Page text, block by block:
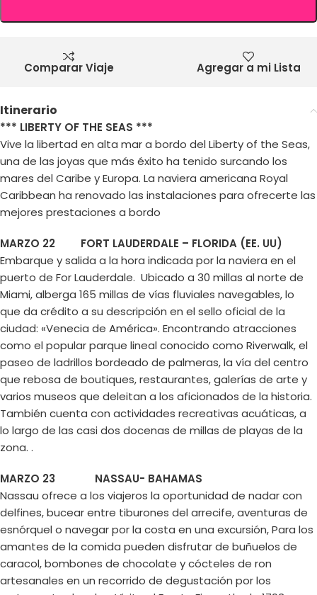
Comparar Viaje Agregar a mi Lista
Itinerario
*** LIBERTY OF THE SEAS ***
Vive la libertad en alta mar a bordo del Liberty of the Seas,
una de las joyas que más éxito ha tenido surcando los
mares del Caribe y Europa. La naviera americana Royal
Caribbean ha renovado las instalaciones para ofrecerte las
mejores prestaciones a bordo
MARZO 22 FORT LAUDERDALE – FLORIDA (EE. UU)
Embarque y salida a la hora indicada por la naviera en el
puerto de For Lauderdale. Ubicado a 30 millas al norte de
Miami, alberga 165 millas de vías fluviales navegables, lo
que da crédito a su descripción en el sello oficial de la
ciudad: «Venecia de América». Encontrando atracciones
como el popular parque lineal conocido como Riverwalk, el
paseo de ladrillos bordeado de palmeras, la vía del centro
que rebosa de boutiques, restaurantes, galerías de arte y
varios museos que deleitan a los aficionados de la historia.
También cuenta con actividades recreativas acuáticas, a
lo largo de las casi dos docenas de millas de playas de la
zona. .
MARZO 23 NASSAU- BAHAMAS
Nassau ofrece a los viajeros la oportunidad de nadar con
delfines, bucear entre tiburones del arrecife, aventuras de
esnórquel o navegar por la costa en una excursión, Para los
amantes de la comida pueden disfrutar de buñuelos de
caracol, bombones de chocolate y cócteles de ron
artesanales en un recorrido de degustación por los